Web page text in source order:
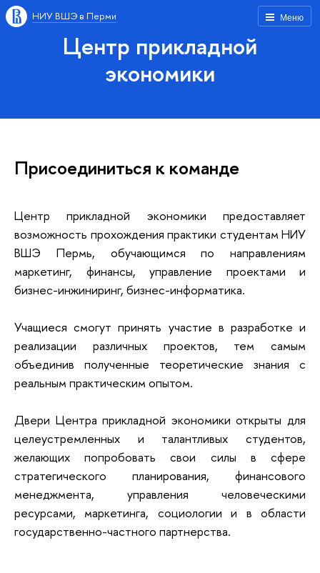
Меню
НИУ ВШЭ в Перми
Центр прикладной
экономики
Присоединиться к команде
Центр прикладной экономики предоставляет
возможность прохождения практики студентам НИУ
ВШЭ Пермь, обучающимся по направлениям
маркетинг, финансы, управление проектами и
бизнес-инжиниринг, бизнес-информатика.
Учащиеся смогут принять участие в разработке и
реализации различных проектов, тем самым
объединив полученные теоретические знания с
реальным практическим опытом.
Двери Центра прикладной экономики открыты для
целеустремленных и талантливых студентов,
желающих попробовать свои силы в сфере
стратегического планирования, финансового
менеджмента, управления человеческими
ресурсами, маркетинга, социологии и в области
государственно-частного партнерства.